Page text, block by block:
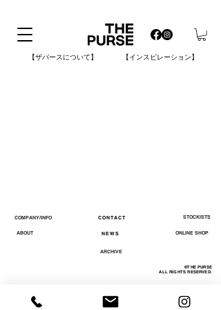
【ザパースについて】 【インスピレーション】
COMPANY/INFO
ABOUT
CONTACT
NEWS
STOCKISTS
ONLINE SHOP
ARCHIVE
©THE PURSE
ALL RIGHTS RESERVED.